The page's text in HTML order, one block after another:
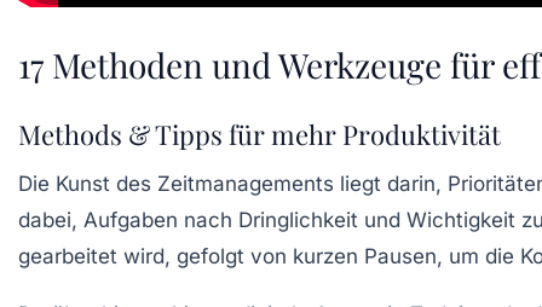
17 Methoden und Werkzeuge für
Methods & Tipps für mehr Produktivität
Die Kunst des Zeitmanagements liegt darin,
dabei, Aufgaben nach Dringlichkeit und Wichtigkeit
gearbeitet wird, gefolgt von kurzen Pausen, um die